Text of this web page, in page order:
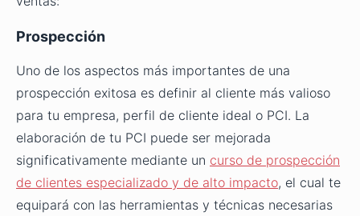
Prospección
Uno de los aspectos más importantes de una
prospección exitosa es definir al cliente más valioso
para tu empresa, perfil de cliente ideal o PCI. La
elaboración de tu PCI puede ser mejorada
significativamente mediante un curso de prospección
de clientes especializado y de alto impacto, el cual te
equipará con las herramientas y técnicas necesarias